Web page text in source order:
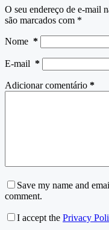
O seu endereço de e-mail
são marcados com *
Nome *
E-mail *
Adicionar comentário *
Save my name and
comment.
I accept the Privacy